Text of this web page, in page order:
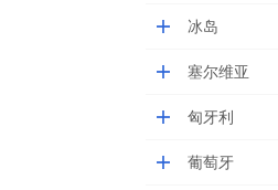
冰岛
塞尔维亚
匈牙利
葡萄牙